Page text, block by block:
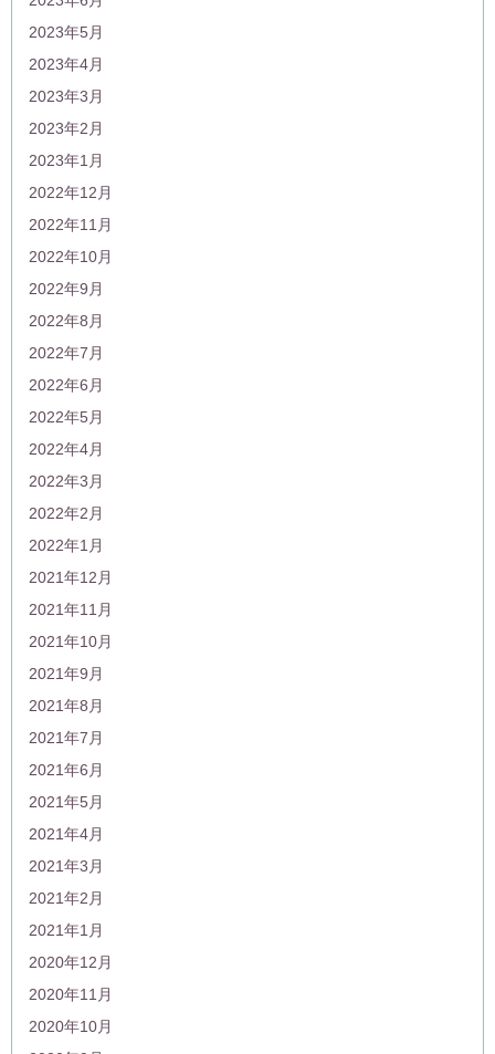
2023年5月
2023年4月
2023年3月
2023年2月
2023年1月
2022年12月
2022年11月
2022年10月
2022年9月
2022年8月
2022年7月
2022年6月
2022年5月
2022年4月
2022年3月
2022年2月
2022年1月
2021年12月
2021年11月
2021年10月
2021年9月
2021年8月
2021年7月
2021年6月
2021年5月
2021年4月
2021年3月
2021年2月
2021年1月
2020年12月
2020年11月
2020年10月